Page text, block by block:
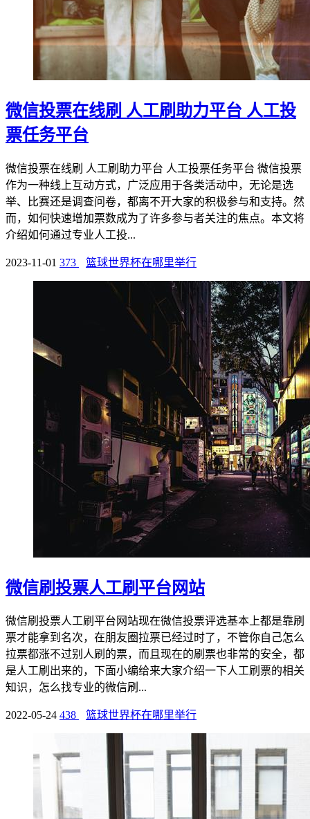
微信投票在线刷 人工刷助力平台 人工投
票任务平台
微信投票在线刷 人工刷助力平台 人工投票任务平台 微信投票
作为一种线上互动方式，广泛应用于各类活动中，无论是选
举、比赛还是调查问卷，都离不开大家的积极参与和支持。然
而，如何快速增加票数成为了许多参与者关注的焦点。本文将
介绍如何通过专业人工投...
2023-11-01 373 篮球世界杯在哪里举行
微信刷投票人工刷平台网站
微信刷投票人工刷平台网站现在微信投票评选基本上都是靠刷
票才能拿到名次，在朋友圈拉票已经过时了，不管你自己怎么
拉票都涨不过别人刷的票，而且现在的刷票也非常的安全，都
是人工刷出来的，下面小编给来大家介绍一下人工刷票的相关
知识，怎么找专业的微信刷...
2022-05-24 438 篮球世界杯在哪里举行